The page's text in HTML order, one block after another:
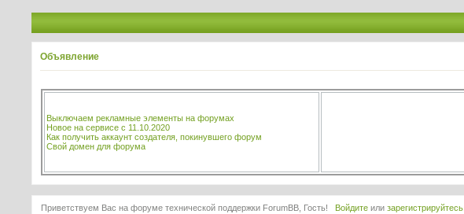
Объявление
Выключаем рекламные элементы на форумах
Новое на сервисе с 11.10.2020
Как получить аккаунт создателя, покинувшего форум
Свой домен для форума
Приветствуем Вас на форуме технической поддержки ForumBB, Гость! Войдитеили зарегистрируйтесь.